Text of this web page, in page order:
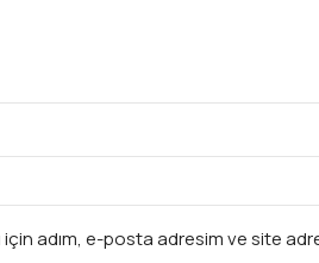
adım, e-posta adresim ve site